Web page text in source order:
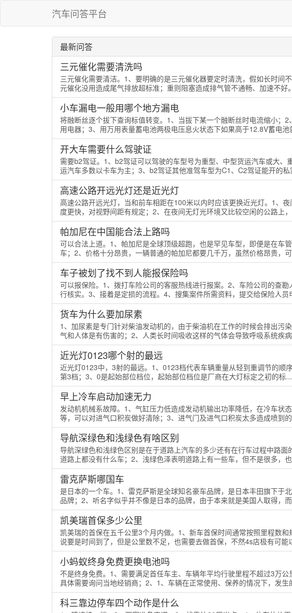
汽车问答平台
最新问答
三元催化需要清洗吗
三元催化需要清洁。1、要明确的是三元催化器要定时清洗，假如长时间
元催化没用造成尾气排放超标准；重则阻塞造成排气管不通畅、加速不好
小车漏电一般用哪个地方漏电
将融断丝逐个拔下查询标值转变。1、当拔下某一个融断丝时电流缩小；
用电器；3、用万用表量蓄电池两极电压息火状态下如果高于12.8V蓄电池
开大车需要什么驾驶证
需要b2驾证。1、b2驾证可以驾驶的车型号为重型、中型货运汽车或大、
运汽车多数以卡车为主；3、b2驾证其他准驾车型为C1、C2驾证能开的私
高速公路开远光灯还是近光灯
高速公路开远光灯，当和前车相距在100米以内时应该更换近光灯。1、
度更快，对视野间距有规定；2、在夜间无灯光环境又比较空闲的公路上
帕加尼在中国能合法上路吗
可以合法上道。1、帕加尼是全球顶级超跑，也是罕见车型，即便是在车
车；2、价格十分昂贵，一辆普通的帕加尼都要几千万，虽然价格昂贵，
车子被划了找不到人能报保险吗
可以报保险。1、拨打车险公司的客服热线进行报案。2、车险公司的查
行核实。3、接着是定损的流程。4、搜集案件所需资料，提交给保险人员
货车为什么要加尿素
1、加尿素是专门针对柴油发动机的，由于柴油机在工作的时候会排出污
气和人体是有伤害的；2、人类长时间吸收这样的气体会导致呼吸系统疾
近光灯0123哪个射的最远
近光灯0123中，3射的最远。1、0123档代表车辆重量从轻到重调节的顺
第3档；3、0是起始部位档位，起始部位档位是厂商在大灯标定之初的标...
早上冷车启动加速无力
发动机机械系故障。1、气缸压力低造成发动机输出功率降低，在冷车状
等，可以对进气口积炭做好清除；3、进气门及进气口积炭太多造成喷到
导航深绿色和浅绿色有啥区别
导航深绿色和浅绿色区别是在于道路上汽车的多少还有在行车过程中路面
道路上都没有什么车；2、浅绿色泽表明道路上有一些车，但不是很多，
雷克萨斯哪国车
是日本的一个车。1、雷克萨斯是全球知名豪车品牌，是日本丰田旗下于
品牌；2、听名字似乎并不像是日本的品牌，由于本来就是美国人取得，
凯美瑞首保多少公里
凯美瑞的首保在五千公里3个月内做。1、新车首保时间通常按照里程数
说要是时间到了，但是公里数不足，也需要去做首保，不然4s店极有可能
小蚂蚁终身免费更换电池吗
不是终身免费。1、需要满足首任车主、车辆年平均行驶里程不超过3万公
具体需要询问当地经销商；2、1、车辆在正常使用、保养的情况下，发生
​科三靠边停车四个动作是什么